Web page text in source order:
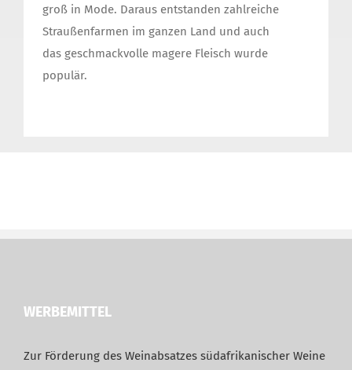
groß in Mode. Daraus entstanden zahlreiche
Straußenfarmen im ganzen Land und auch
das geschmackvolle magere Fleisch wurde
populär.
WERBEMITTEL
Zur Förderung des Weinabsatzes südafrikanischer Weine